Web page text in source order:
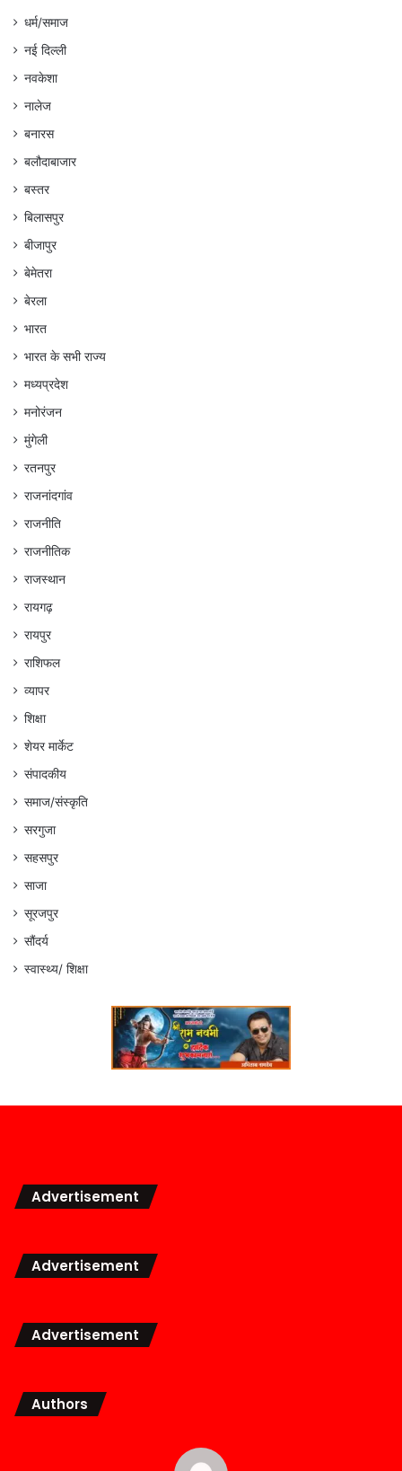
धर्म/समाज
नई दिल्ली
नवकेशा
नालेज
बनारस
बलौदाबाजार
बस्तर
बिलासपुर
बीजापुर
बेमेतरा
बेरला
भारत
भारत के सभी राज्य
मध्यप्रदेश
मनोरंजन
मुंगेली
रतनपुर
राजनांदगांव
राजनीति
राजनीतिक
राजस्थान
रायगढ़
रायपुर
राशिफल
व्यापर
शिक्षा
शेयर मार्केट
संपादकीय
समाज/संस्कृति
सरगुजा
सहसपुर
साजा
सूरजपुर
सौंदर्य
स्वास्थ्य/ शिक्षा
Advertisement
Advertisement
Advertisement
Authors